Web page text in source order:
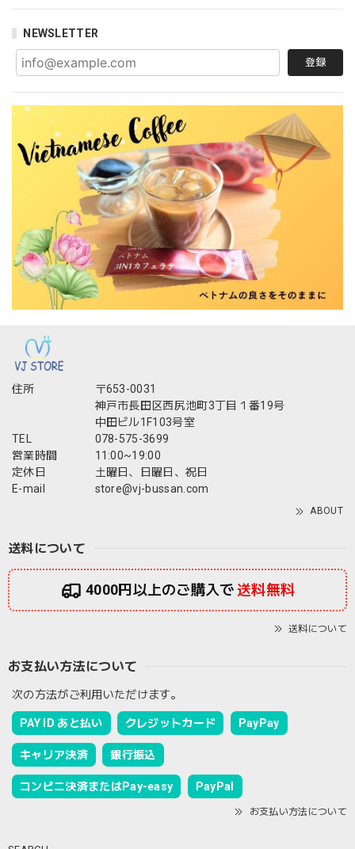
NEWSLETTER
登録
住所
〒653-0031
神戸市長田区西尻池町3丁目１番19号
中田ビル1F103号室
TEL
078-575-3699
営業時間
11:00~19:00
定休日
土曜日、日曜日、祝日
E-mail
store@vj-bussan.com
ABOUT
送料について
4000円以上のご購入で送料無料
送料について
お支払い方法について
次の方法がご利用いただけます。
PAY ID あと払い クレジットカード PayPay
キャリア決済 銀行振込
コンビニ決済またはPay-easy PayPal
お支払い方法について